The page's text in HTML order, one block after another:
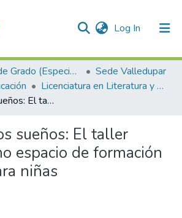
Log In (current)
Trabajos de Grado (Especializaciones y Pregrados)
Sede Valledupar
Licenciatura en Literatura y Lengua Castellana.
Mundo de los sueños: El taller literario como espacio de formación feminista para niñas
sueños: El taller
espacio de formación
niñas